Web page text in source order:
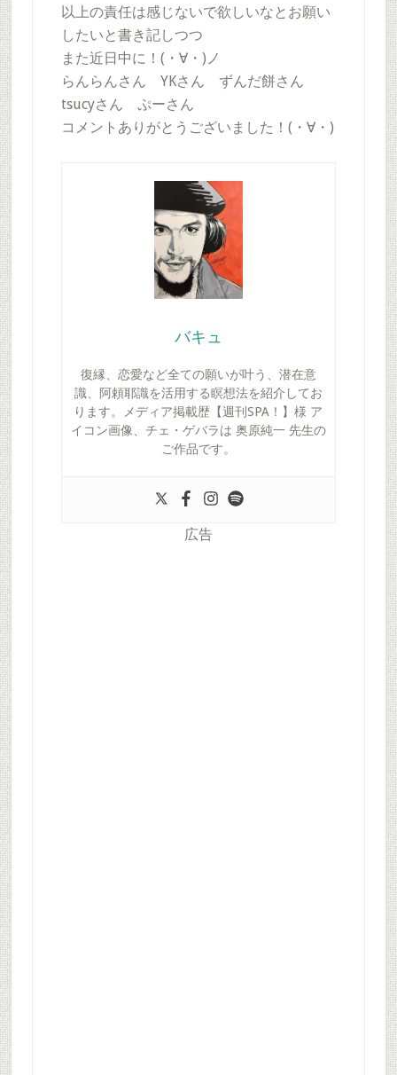
以上の責任は感じないで欲しいなとお願い
したいと書き記しつつ
また近日中に！(・∀・)ノ
らんらんさん YKさん ずんだ餅さん
tsucyさん ぷーさん
コメントありがとうございました！(・∀・)
バキュ
復縁、恋愛など全ての願いが叶う、潜在意
識、阿頼耶識を活用する瞑想法を紹介してお
ります。メディア掲載歴【週刊SPA！】様 ア
イコン画像、チェ・ゲバラは 奥原純一 先生の
ご作品です。
広告